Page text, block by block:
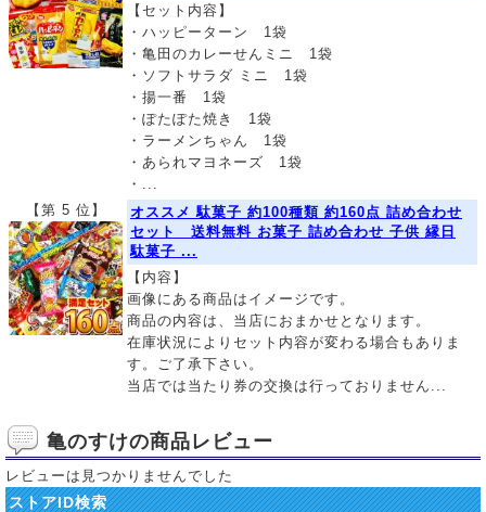
【セット内容】
・ハッピーターン 1袋
・亀田のカレーせんミニ 1袋
・ソフトサラダ ミニ 1袋
・揚一番 1袋
・ぽたぽた焼き 1袋
・ラーメンちゃん 1袋
・あられマヨネーズ 1袋
・...
【第 5 位】
オススメ 駄菓子 約100種類 約160点 詰め合わせ
セット 送料無料 お菓子 詰め合わせ 子供 縁日
駄菓子 ...
【内容】
画像にある商品はイメージです。
商品の内容は、当店におまかせとなります。
在庫状況によりセット内容が変わる場合もありま
す。ご了承下さい。
当店では当たり券の交換は行っておりません...
亀のすけの商品レビュー
レビューは見つかりませんでした
ストアID検索